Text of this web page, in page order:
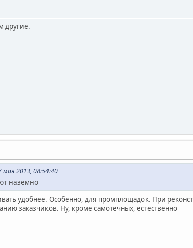
другие.
2013, 08:54:40
наземно
удобнее. Особенно, для промплощадок. При
заказчиков. Ну, кроме самотечных, естественно